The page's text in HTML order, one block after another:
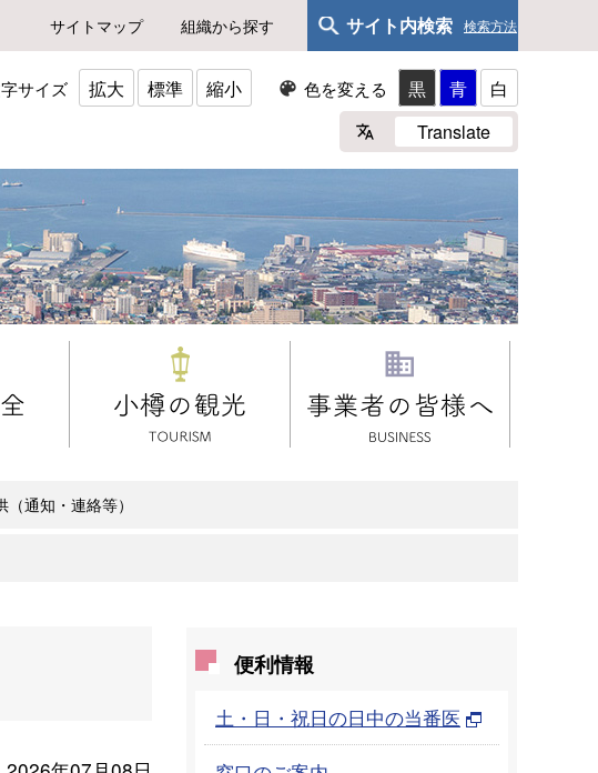
サイトマップ 組織から探す サイト内検索 検索方法
サイズ 拡大 標準 縮小 色を変える 黒 青
白
Translate
（通知・連絡等）
便利情報
土・日・祝日の日中の当番医